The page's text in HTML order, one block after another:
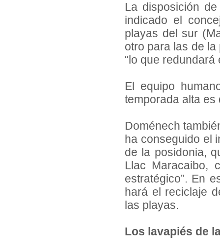
La disposición
indicado el
playas del sur
otro para las de la
“lo que redundará
El equipo
temporada alta es
Doménech
ha conseguido el
de la posidonia,
Llac Maracaibo,
estratégico”. En
hará el reciclaje
las playas.
Los lavapiés de